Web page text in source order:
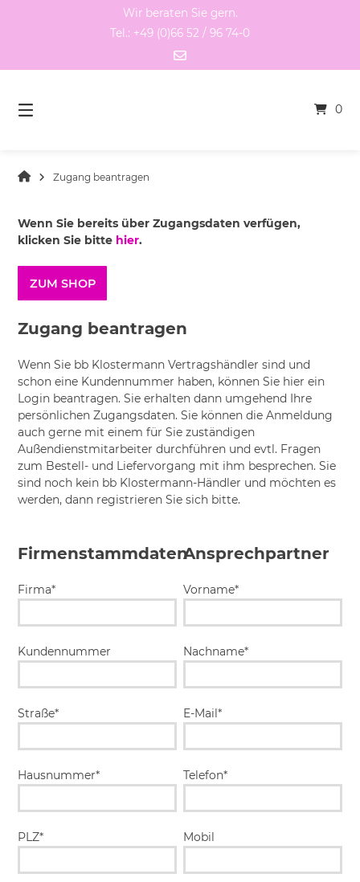
Wir beraten Sie gern.
Tel.: +49 (0)66 52 / 96 74-0
0
Zugang beantragen
Wenn Sie bereits über Zugangsdaten verfügen,
klicken Sie bitte hier.
ZUM SHOP
Zugang beantragen
Wenn Sie bb Klostermann Vertragshändler sind und
schon eine Kundennummer haben, können Sie hier ein
Login beantragen. Sie erhalten dann umgehend Ihre
persönlichen Zugangsdaten. Sie können die Anmeldung
auch gerne mit einem für Sie zuständigen
Außendienstmitarbeiter durchführen und evtl. Fragen
zum Bestell- und Liefervorgang mit ihm besprechen. Sie
sind noch kein bb Klostermann-Händler und möchten es
werden, dann registrieren Sie sich bitte.
Firmenstammdaten
Firma*
Kundennummer
Straße*
Hausnummer*
PLZ*
Ansprechpartner
Vorname*
Nachname*
E-Mail*
Telefon*
Mobil